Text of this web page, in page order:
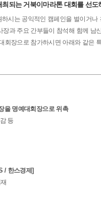
되는 거북이마라톤 대회를 선도
시는 공익적인 캠페인을 벌이거
장과 주요 간부들이 참석해 함께 남
회장으로 참가하시면 아래와 같은
을 명예대회장으로 위촉
등
/ 한스경제]